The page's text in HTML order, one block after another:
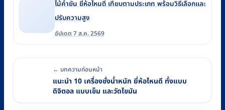
ไม้ค้ำยัน ยี่ห้อไหนดี เทียบตามประเภท พร้อมวิธีเลือกและ
ปรับความสูง
อัปเดต 7 ส.ค. 2569
← บทความก่อนหน้า
แนะนำ 10 เครื่องชั่งน้ำหนัก ยี่ห้อไหนดี ทั้งแบบ
ดิจิตอล แบบเข็ม และวัดไขมัน